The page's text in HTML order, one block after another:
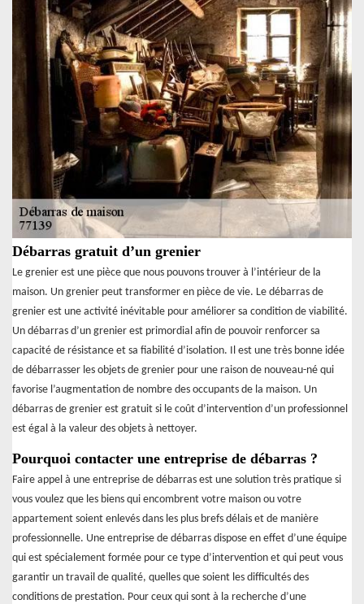
Débarras gratuit d’un grenier
Le grenier est une pièce que nous pouvons trouver à l’intérieur de la
maison. Un grenier peut transformer en pièce de vie. Le débarras de
grenier est une activité inévitable pour améliorer sa condition de viabilité.
Un débarras d’un grenier est primordial afin de pouvoir renforcer sa
capacité de résistance et sa fiabilité d’isolation. Il est une très bonne idée
de débarrasser les objets de grenier pour une raison de nouveau-né qui
favorise l’augmentation de nombre des occupants de la maison. Un
débarras de grenier est gratuit si le coût d’intervention d’un professionnel
est égal à la valeur des objets à nettoyer.
Pourquoi contacter une entreprise de débarras ?
Faire appel à une entreprise de débarras est une solution très pratique si
vous voulez que les biens qui encombrent votre maison ou votre
appartement soient enlevés dans les plus brefs délais et de manière
professionnelle. Une entreprise de débarras dispose en effet d’une équipe
qui est spécialement formée pour ce type d’intervention et qui peut vous
garantir un travail de qualité, quelles que soient les difficultés des
conditions de prestation. Pour ceux qui sont à la recherche d’une